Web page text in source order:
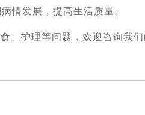
情发展，提高生活质量。
、护理等问题，欢迎咨询我